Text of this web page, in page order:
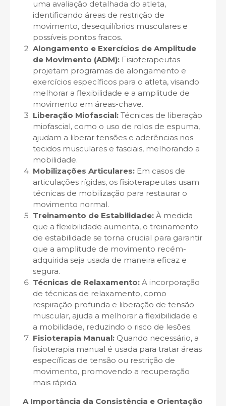
uma avaliação detalhada do atleta,
identificando áreas de restrição de
movimento, desequilíbrios musculares e
possíveis pontos fracos.
Alongamento e Exercícios de Amplitude
de Movimento (ADM): Fisioterapeutas
projetam programas de alongamento e
exercícios específicos para o atleta, visando
melhorar a flexibilidade e a amplitude de
movimento em áreas-chave.
Liberação Miofascial: Técnicas de liberação
miofascial, como o uso de rolos de espuma,
ajudam a liberar tensões e aderências nos
tecidos musculares e fasciais, melhorando a
mobilidade.
Mobilizações Articulares: Em casos de
articulações rígidas, os fisioterapeutas usam
técnicas de mobilização para restaurar o
movimento normal.
Treinamento de Estabilidade: À medida
que a flexibilidade aumenta, o treinamento
de estabilidade se torna crucial para garantir
que a amplitude de movimento recém-
adquirida seja usada de maneira eficaz e
segura.
Técnicas de Relaxamento: A incorporação
de técnicas de relaxamento, como
respiração profunda e liberação de tensão
muscular, ajuda a melhorar a flexibilidade e
a mobilidade, reduzindo o risco de lesões.
Fisioterapia Manual: Quando necessário, a
fisioterapia manual é usada para tratar áreas
específicas de tensão ou restrição de
movimento, promovendo a recuperação
mais rápida.
A Importância da Consistência e Orientação